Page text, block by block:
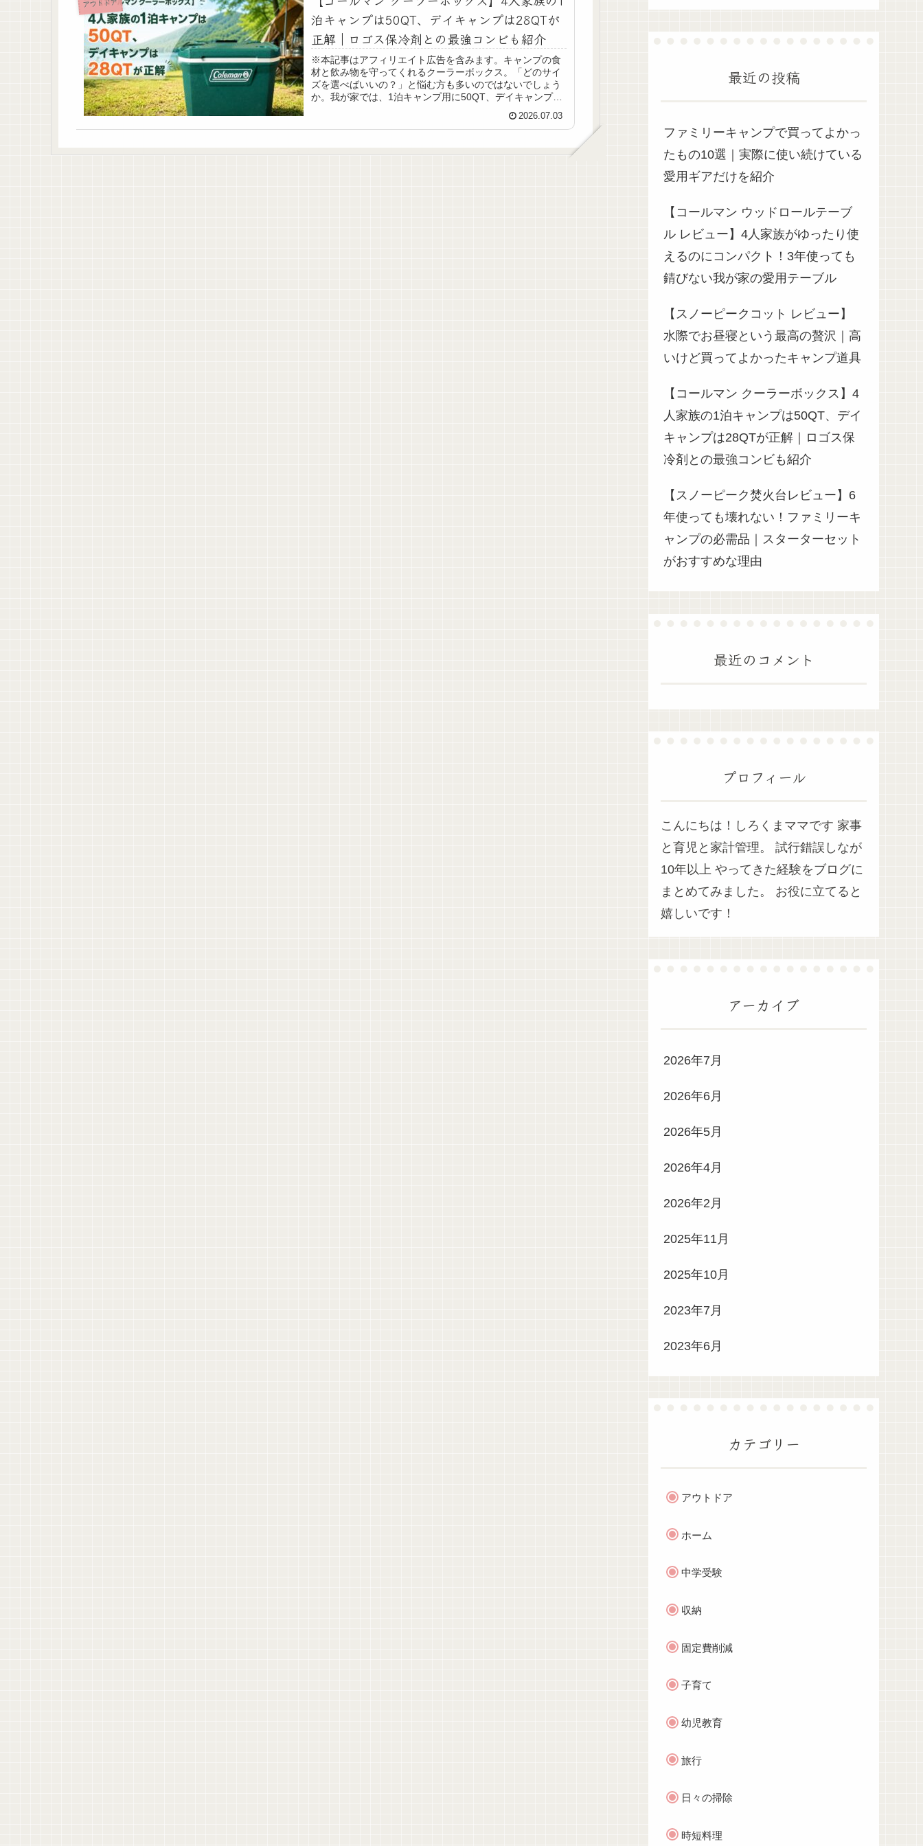
アウトドア
泊キャンプは50QT、デイキャンプは28QTが
正解｜ロゴス保冷剤との最強コンビも紹介
※本記事はアフィリエイト広告を含みます。キャンプの食
材と飲み物を守ってくれるクーラーボックス。「どのサイ
ズを選べばいいの？」と悩む方も多いのではないでしょう
か。我が家では、1泊キャンプ用に50QT、デイキャンプ用
2026.07.03
最近の投稿
ファミリーキャンプで買ってよかっ
たもの10選｜実際に使い続けている
愛用ギアだけを紹介
【コールマン ウッドロールテーブ
ル レビュー】4人家族がゆったり使
えるのにコンパクト！3年使っても
錆びない我が家の愛用テーブル
【スノーピークコット レビュー】
水際でお昼寝という最高の贅沢｜高
いけど買ってよかったキャンプ道具
【コールマン クーラーボックス】4
人家族の1泊キャンプは50QT、デイ
キャンプは28QTが正解｜ロゴス保
冷剤との最強コンビも紹介
【スノーピーク焚火台レビュー】6
年使っても壊れない！ファミリーキ
ャンプの必需品｜スターターセット
がおすすめな理由
最近のコメント
プロフィール
こんにちは！しろくまママです 家事
と育児と家計管理。 試行錯誤しなが
10年以上 やってきた経験をブログに
まとめてみました。 お役に立てると
嬉しいです！
アーカイブ
2026年7月
2026年6月
2026年5月
2026年4月
2026年2月
2025年11月
2025年10月
2023年7月
2023年6月
カテゴリー
アウトドア
ホーム
中学受験
収納
固定費削減
子育て
幼児教育
旅行
日々の掃除
時短料理